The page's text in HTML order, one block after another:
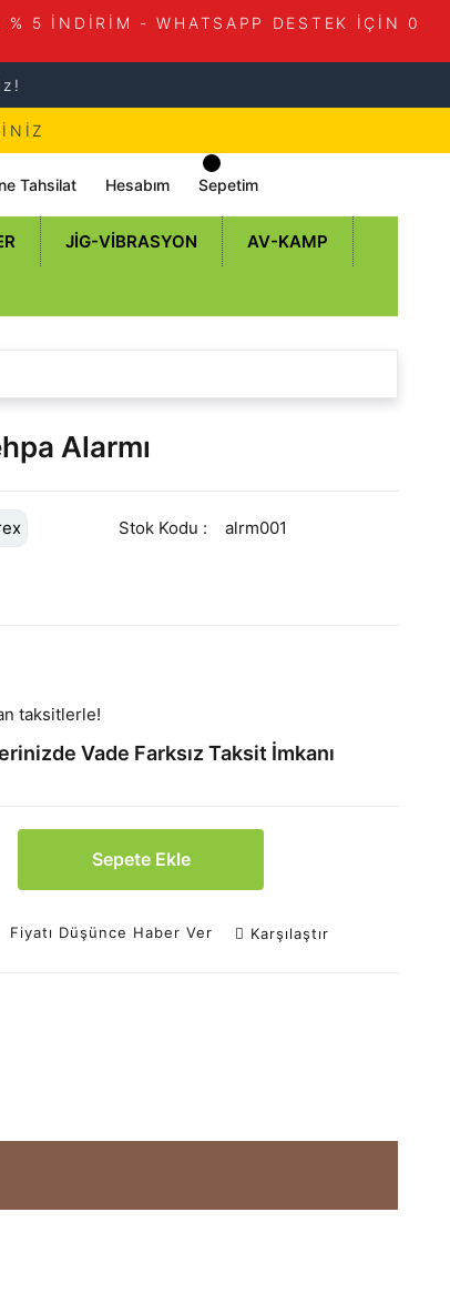
% 5 İNDİRİM - WHATSAPP DESTEK İÇİN 0
Tahsilat Hesabım Sepetim
JIG-VIBRASYON AV-KAMP
Alarmı
Stok Kodu
alrm001
taksitlerle!
Vade Farksız Taksit İmkanı
Sepete Ekle
Fiyatı Düşünce Haber Ver Karşılaştır